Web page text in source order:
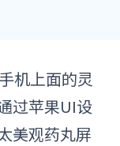
手机上面的灵
过苹果UI设
美观药丸屏